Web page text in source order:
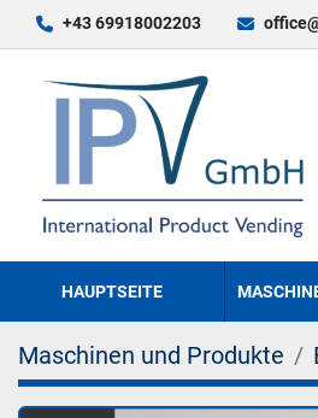
+43 69918002203
HAUPTSEITE
Maschinen und Produkte